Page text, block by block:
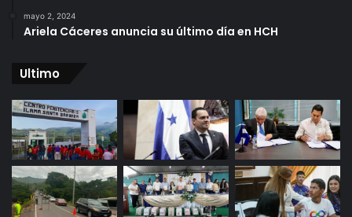
mayo 2, 2024
Ariela Cáceres anuncia su último día en HCH
Ultimo